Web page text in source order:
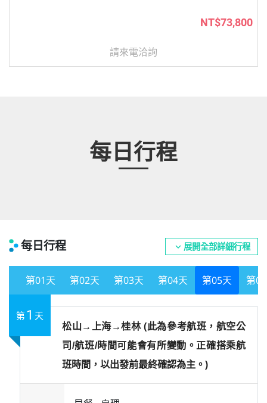
NT$73,800
請來電洽詢
每日行程
每日行程 expand_more 展開全部詳細行程
01 02 03 04 05 06
第1 天
松山→上海→桂林 (此為參考航班，航空公
司/航班/時間可能會有所變動。正確搭乘航
班時間，以出發前最終確認為主。)